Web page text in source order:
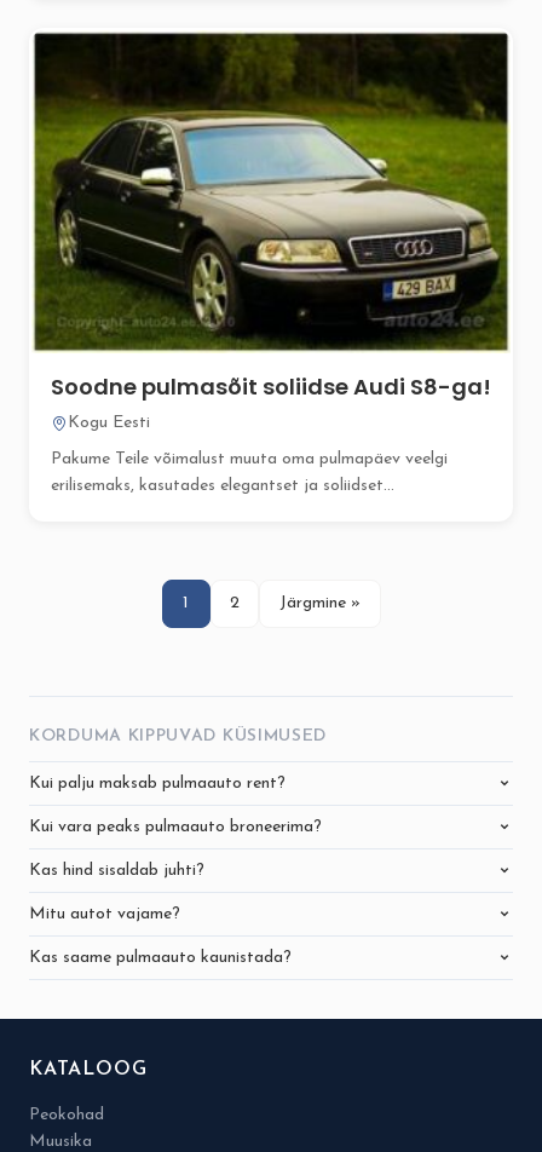
Soodne pulmasõit soliidse Audi S8-ga!
Kogu Eesti
Pakume Teile võimalust muuta oma pulmapäev veelgi
erilisemaks, kasutades elegantset ja soliidset...
1 2 Järgmine »
KORDUMA KIPPUVAD KÜSIMUSED
Kui palju maksab pulmaauto rent?
Kui vara peaks pulmaauto broneerima?
Kas hind sisaldab juhti?
Mitu autot vajame?
Kas saame pulmaauto kaunistada?
KATALOOG
Peokohad
Muusika